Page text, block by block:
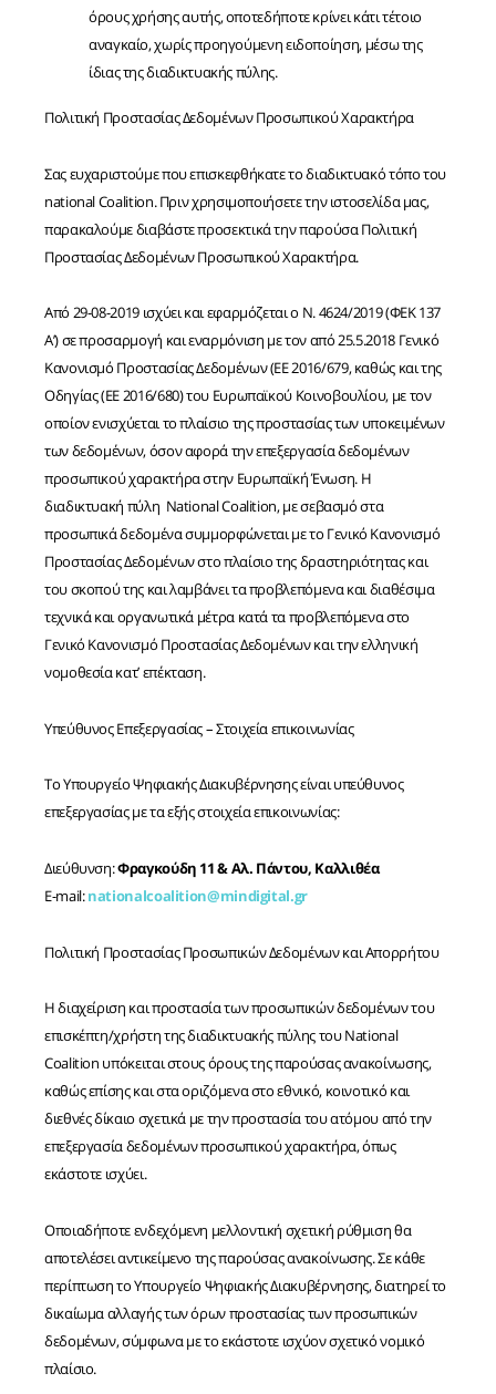
όρους χρήσης αυτής, οποτεδήποτε κρίνει κάτι τέτοιο
αναγκαίο, χωρίς προηγούμενη ειδοποίηση, μέσω της
ίδιας της διαδικτυακής πύλης.
Πολιτική Προστασίας Δεδομένων Προσωπικού Χαρακτήρα
Σας ευχαριστούμε που επισκεφθήκατε το διαδικτυακό τόπο του
national Coalition. Πριν χρησιμοποιήσετε την ιστοσελίδα μας,
παρακαλούμε διαβάστε προσεκτικά την παρούσα Πολιτική
Προστασίας Δεδομένων Προσωπικού Χαρακτήρα.
Από 29-08-2019 ισχύει και εφαρμόζεται ο Ν. 4624/2019 (ΦΕΚ 137
Α’) σε προσαρμογή και εναρμόνιση με τον από 25.5.2018 Γενικό
Κανονισμό Προστασίας Δεδομένων (ΕΕ 2016/679, καθώς και της
Οδηγίας (ΕΕ 2016/680) του Ευρωπαϊκού Κοινοβουλίου, με τον
οποίον ενισχύεται το πλαίσιο της προστασίας των υποκειμένων
των δεδομένων, όσον αφορά την επεξεργασία δεδομένων
προσωπικού χαρακτήρα στην Ευρωπαϊκή Ένωση. Η
διαδικτυακή πύλη National Coalition, με σεβασμό στα
προσωπικά δεδομένα συμμορφώνεται με το Γενικό Κανονισμό
Προστασίας Δεδομένων στο πλαίσιο της δραστηριότητας και
του σκοπού της και λαμβάνει τα προβλεπόμενα και διαθέσιμα
τεχνικά και οργανωτικά μέτρα κατά τα προβλεπόμενα στο
Γενικό Κανονισμό Προστασίας Δεδομένων και την ελληνική
νομοθεσία κατ’ επέκταση.
Υπεύθυνος Επεξεργασίας – Στοιχεία επικοινωνίας
Το Υπουργείο Ψηφιακής Διακυβέρνησης είναι υπεύθυνος
επεξεργασίας με τα εξής στοιχεία επικοινωνίας:
Διεύθυνση:Φραγκούδη 11 & Αλ. Πάντου, Καλλιθέα
E-mail:nationalcoalition@mindigital.gr
Πολιτική Προστασίας Προσωπικών Δεδομένων και Απορρήτου
Η διαχείριση και προστασία των προσωπικών δεδομένων του
επισκέπτη/χρήστη της διαδικτυακής πύλης του National
Coalition υπόκειται στους όρους της παρούσας ανακοίνωσης,
καθώς επίσης και στα οριζόμενα στο εθνικό, κοινοτικό και
διεθνές δίκαιο σχετικά με την προστασία του ατόμου από την
επεξεργασία δεδομένων προσωπικού χαρακτήρα, όπως
εκάστοτε ισχύει.
Οποιαδήποτε ενδεχόμενη μελλοντική σχετική ρύθμιση θα
αποτελέσει αντικείμενο της παρούσας ανακοίνωσης. Σε κάθε
περίπτωση το Υπουργείο Ψηφιακής Διακυβέρνησης, διατηρεί το
δικαίωμα αλλαγής των όρων προστασίας των προσωπικών
δεδομένων, σύμφωνα με το εκάστοτε ισχύον σχετικό νομικό
πλαίσιο.